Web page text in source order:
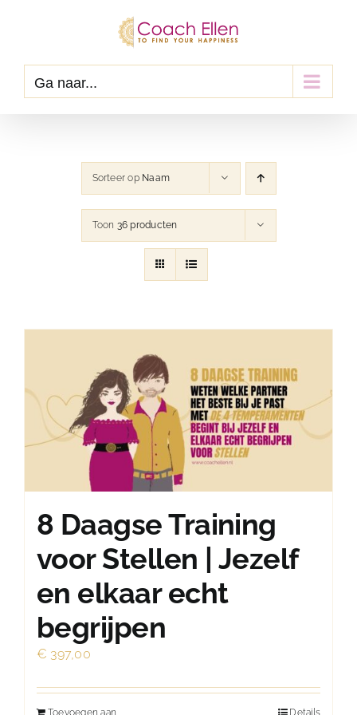
Ga naar...
Sorteer op Naam
Toon 36 producten
8 Daagse Training
voor Stellen | Jezelf
en elkaar echt
begrijpen
€ 397,00
Toevoegen aan Details